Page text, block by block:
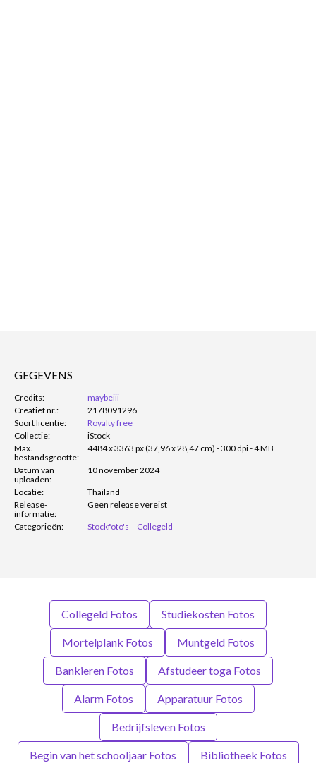
GEGEVENS
Credits:
maybeiii
Creatief nr.:
2178091296
Soort licentie:
Royalty free
Collectie:
iStock
Max.
bestandsgrootte:
4484 x 3363 px (37,96 x 28,47 cm) - 300 dpi - 4 MB
Datum van
uploaden:
10 november 2024
Locatie:
Thailand
Release-
informatie:
Geen release vereist
Categorieën: Stockfoto's Collegeld
Collegeld Fotos Studiekosten Fotos
Mortelplank Fotos Muntgeld Fotos
Bankieren Fotos Afstudeer toga Fotos
Alarm Fotos Apparatuur Fotos
Bedrijfsleven Fotos
Begin van het schooljaar Fotos Bibliotheek Fotos